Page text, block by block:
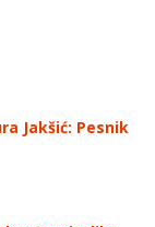
Jakšić: Pesnik